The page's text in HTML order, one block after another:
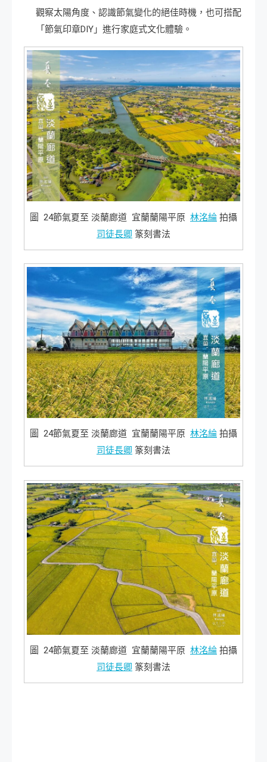
觀察太陽角度、認識節氣變化的絕佳時機，也可搭配
「節氣印章DIY」進行家庭式文化體驗。
圖 24節氣夏至 淡蘭廊道 宜蘭蘭陽平原 林洺綸 拍攝
司徒長卿 篆刻書法
圖 24節氣夏至 淡蘭廊道 宜蘭蘭陽平原 林洺綸 拍攝
司徒長卿 篆刻書法
圖 24節氣夏至 淡蘭廊道 宜蘭蘭陽平原 林洺綸 拍攝
司徒長卿 篆刻書法